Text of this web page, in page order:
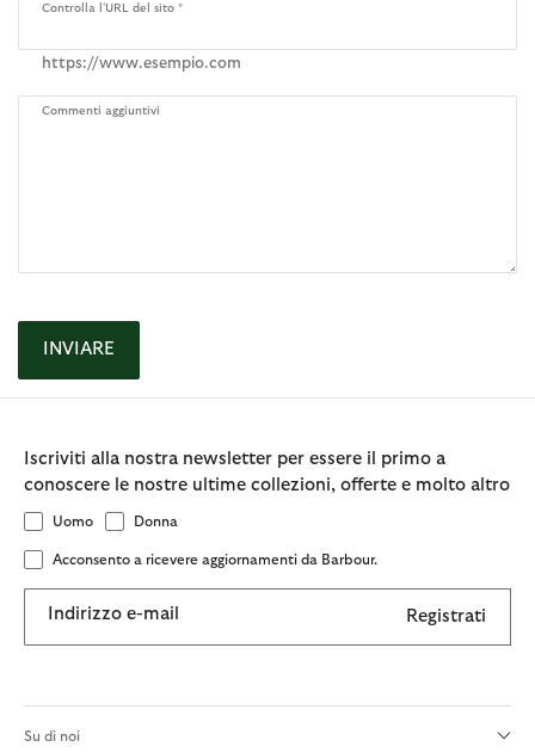
Controlla l'URL del sito
https://www.esempio.com
Commenti aggiuntivi
INVIARE
Iscriviti alla nostra newsletter per essere il primo a
conoscere le nostre ultime collezioni, offerte e molto altro
Uomo Donna
Acconsento a ricevere aggiornamenti da Barbour.
Indirizzo e-mail Registrati
Su di noi